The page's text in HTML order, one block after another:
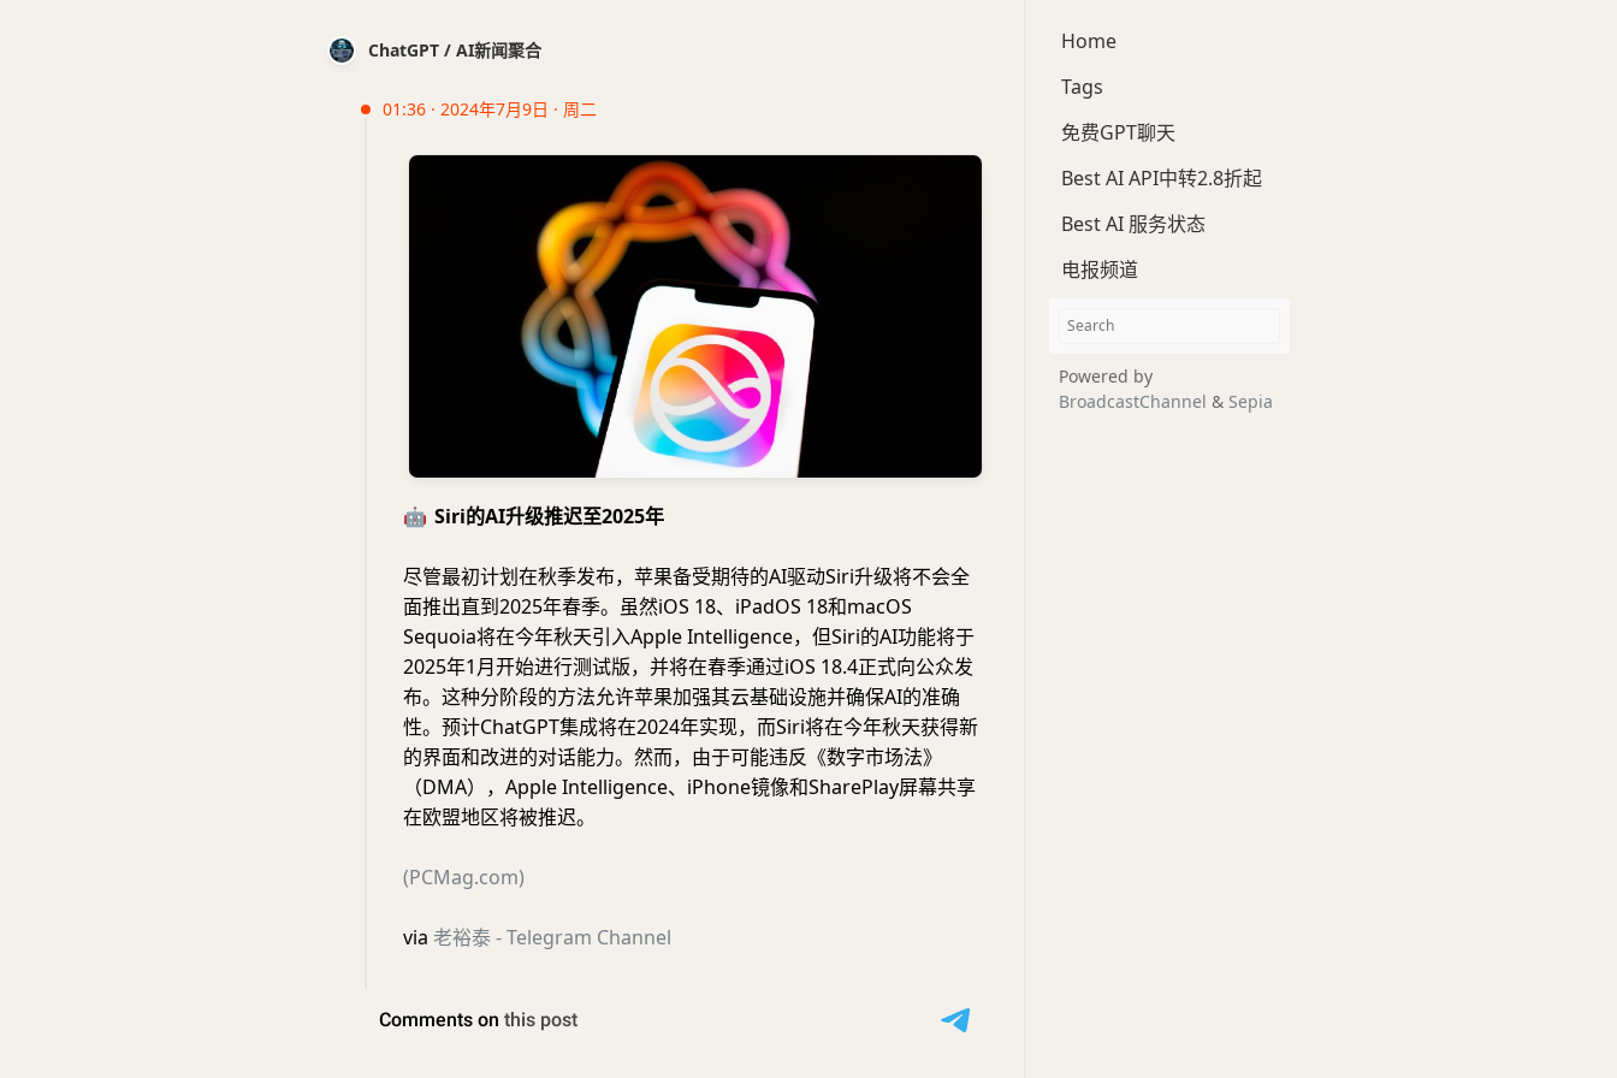
ChatGPT / AI新闻聚合
01:36 · 2024年7月9日 · 周二
🤖 Siri的AI升级推迟至2025年
尽管最初计划在秋季发布，苹果备受期待的AI驱动Siri升级将不会全
面推出直到2025年春季。虽然iOS 18、iPadOS 18和macOS
Sequoia将在今年秋天引入Apple Intelligence，但Siri的AI功能将于
2025年1月开始进行测试版，并将在春季通过iOS 18.4正式向公众发
布。这种分阶段的方法允许苹果加强其云基础设施并确保AI的准确
性。预计ChatGPT集成将在2024年实现，而Siri将在今年秋天获得新
的界面和改进的对话能力。然而，由于可能违反《数字市场法》
（DMA），Apple Intelligence、iPhone镜像和SharePlay屏幕共享
在欧盟地区将被推迟。
(PCMag.com)
via 老裕泰 - Telegram Channel
Home
Tags
免费GPT聊天
Best AI API中转2.8折起
Best AI 服务状态
电报频道
Powered by
BroadcastChannel & Sepia